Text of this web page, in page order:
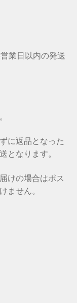
業日以内の発送
に返品となった
となります。
けの場合はポス
ません。